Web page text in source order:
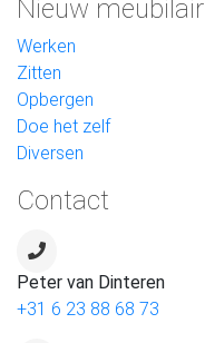
Nieuw meubilair
Werken
Zitten
Opbergen
Doe het zelf
Diversen
Contact
Peter van Dinteren
+31 6 23 88 68 73